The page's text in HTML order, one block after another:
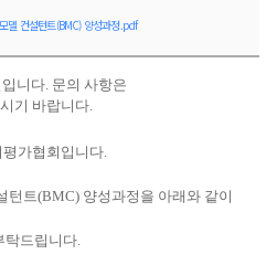
델 컨설턴트(BMC) 양성과정.pdf
니다. 문의 사항은
기 바랍니다.
평가협회입니다.
턴트(BMC) 양성과정을 아래와 같이
탁드립니다.